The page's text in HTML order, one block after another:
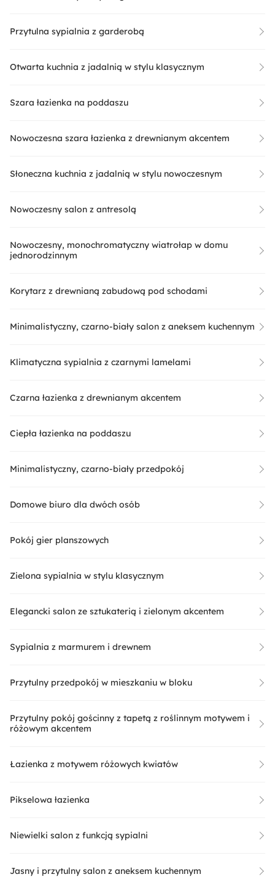
Przytulna sypialnia z garderobą
Otwarta kuchnia z jadalnią w stylu klasycznym
Szara łazienka na poddaszu
Nowoczesna szara łazienka z drewnianym akcentem
Słoneczna kuchnia z jadalnią w stylu nowoczesnym
Nowoczesny salon z antresolą
Nowoczesny, monochromatyczny wiatrołap w domu
jednorodzinnym
Korytarz z drewnianą zabudową pod schodami
Minimalistyczny, czarno-biały salon z aneksem kuchennym
Klimatyczna sypialnia z czarnymi lamelami
Czarna łazienka z drewnianym akcentem
Ciepła łazienka na poddaszu
Minimalistyczny, czarno-biały przedpokój
Domowe biuro dla dwóch osób
Pokój gier planszowych
Zielona sypialnia w stylu klasycznym
Elegancki salon ze sztukaterią i zielonym akcentem
Sypialnia z marmurem i drewnem
Przytulny przedpokój w mieszkaniu w bloku
Przytulny pokój gościnny z tapetą z roślinnym motywem i
różowym akcentem
Łazienka z motywem różowych kwiatów
Pikselowa łazienka
Niewielki salon z funkcją sypialni
Jasny i przytulny salon z aneksem kuchennym